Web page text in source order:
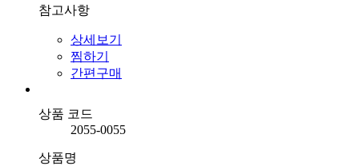
참고사항
상세보기
찜하기
간편구매
상품 코드
2055-0055
상품명